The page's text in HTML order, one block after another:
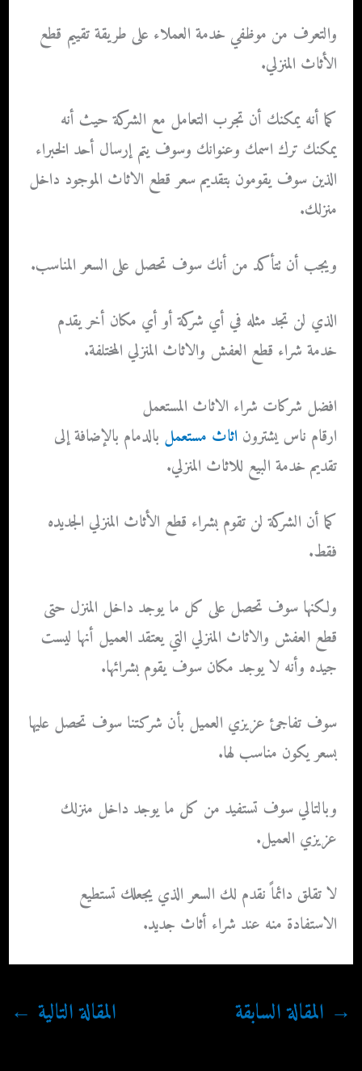
والتعرف من موظفي خدمة العملاء على طريقة تقييم قطع
الأثاث المنزلي.
كما أنه يمكنك أن تجرب التعامل مع الشركة حيث أنه
يمكنك ترك اسمك وعنوانك وسوف يتم إرسال أحد الخبراء
الذين سوف يقومون بتقديم سعر قطع الاثاث الموجود داخل
منزلك.
ويجب أن تتأكد من أنك سوف تحصل على السعر المناسب.
الذي لن تجد مثله في أي شركة أو أي مكان أخر يقدم
خدمة شراء قطع العفش والاثاث المنزلي المختلفة.
افضل شركات شراء الاثاث المستعمل
ارقام ناس يشترون اثاث مستعمل بالدمام بالإضافة إلى
تقديم خدمة البيع للاثاث المنزلي.
كما أن الشركة لن تقوم بشراء قطع الأثاث المنزلي الجديده
فقط.
ولكنها سوف تحصل على كل ما يوجد داخل المنزل حتى
قطع العفش والاثاث المنزلي التي يعتقد العميل أنها ليست
جيده وأنه لا يوجد مكان سوف يقوم بشرائها.
سوف تفاجئ عزيزي العميل بأن شركتنا سوف تحصل عليها
بسعر يكون مناسب لها.
وبالتالي سوف تستفيد من كل ما يوجد داخل منزلك
عزيزي العميل.
لا تقلق دائماً نقدم لك السعر الذي يجعلك تستطيع
الاستفادة منه عند شراء أثاث جديد.
→ المقالة السابقة المقالة التالية ←